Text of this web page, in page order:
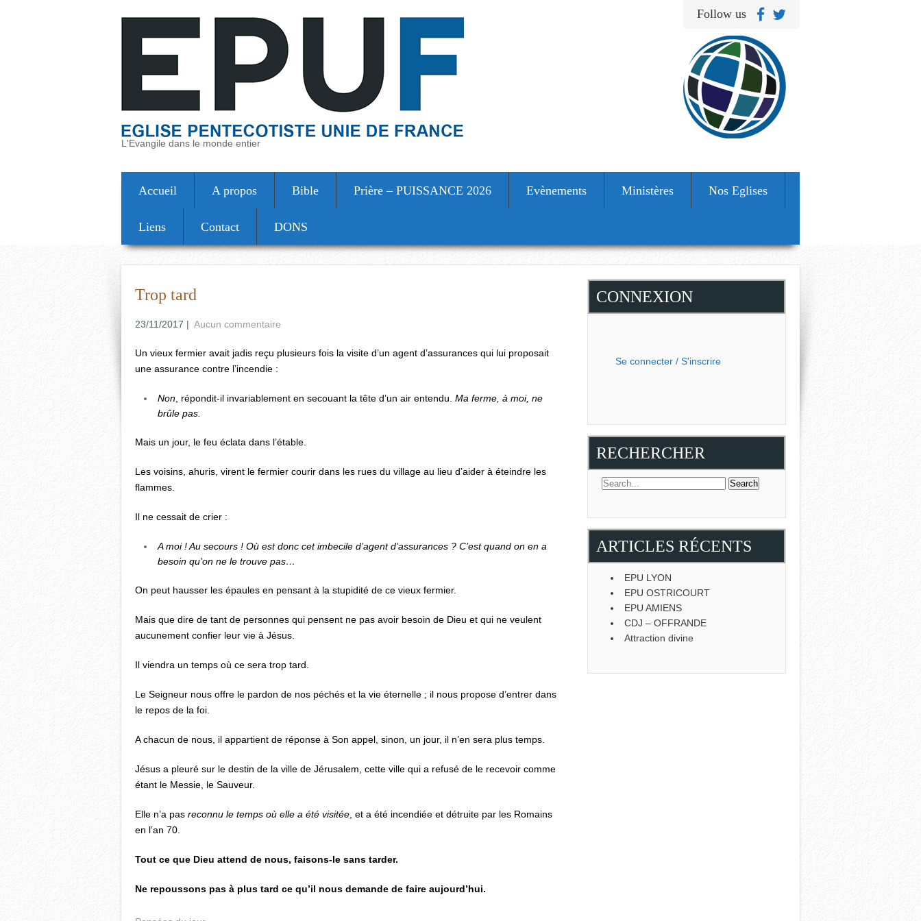
L'Evangile dans le monde entier
Follow us
Accueil A propos Bible Prière – PUISSANCE 2026 Evènements Ministères Nos Eglises
Liens Contact DONS
Trop tard
23/11/2017 | Aucun commentaire
Un vieux fermier avait jadis reçu plusieurs fois la visite d’un agent d’assurances qui lui proposait
une assurance contre l’incendie :
Non , répondit-il invariablement en secouant la tête d’un air entendu. Ma ferme, à moi, ne
brûle pas.
Mais un jour, le feu éclata dans l’étable.
Les voisins, ahuris, virent le fermier courir dans les rues du village au lieu d’aider à éteindre les
flammes.
Il ne cessait de crier :
A moi ! Au secours ! Où est donc cet imbecile d’agent d’assurances ? C’est quand on en a
besoin qu’on ne le trouve pas…
On peut hausser les épaules en pensant à la stupidité de ce vieux fermier.
Mais que dire de tant de personnes qui pensent ne pas avoir besoin de Dieu et qui ne veulent
aucunement confier leur vie à Jésus.
Il viendra un temps où ce sera trop tard.
Le Seigneur nous offre le pardon de nos péchés et la vie éternelle ; il nous propose d’entrer dans
le repos de la foi.
A chacun de nous, il appartient de réponse à Son appel, sinon, un jour, il n’en sera plus temps.
Jésus a pleuré sur le destin de la ville de Jérusalem, cette ville qui a refusé de le recevoir comme
étant le Messie, le Sauveur.
Elle n’a pas reconnu le temps où elle a été visitée , et a été incendiée et détruite par les Romains
en l’an 70.
Tout ce que Dieu attend de nous, faisons-le sans tarder.
Ne repoussons pas à plus tard ce qu’il nous demande de faire aujourd’hui.
CONNEXION
Se connecter / S'inscrire
RECHERCHER
ARTICLES RÉCENTS
EPU LYON
EPU OSTRICOURT
EPU AMIENS
CDJ – OFFRANDE
Attraction divine